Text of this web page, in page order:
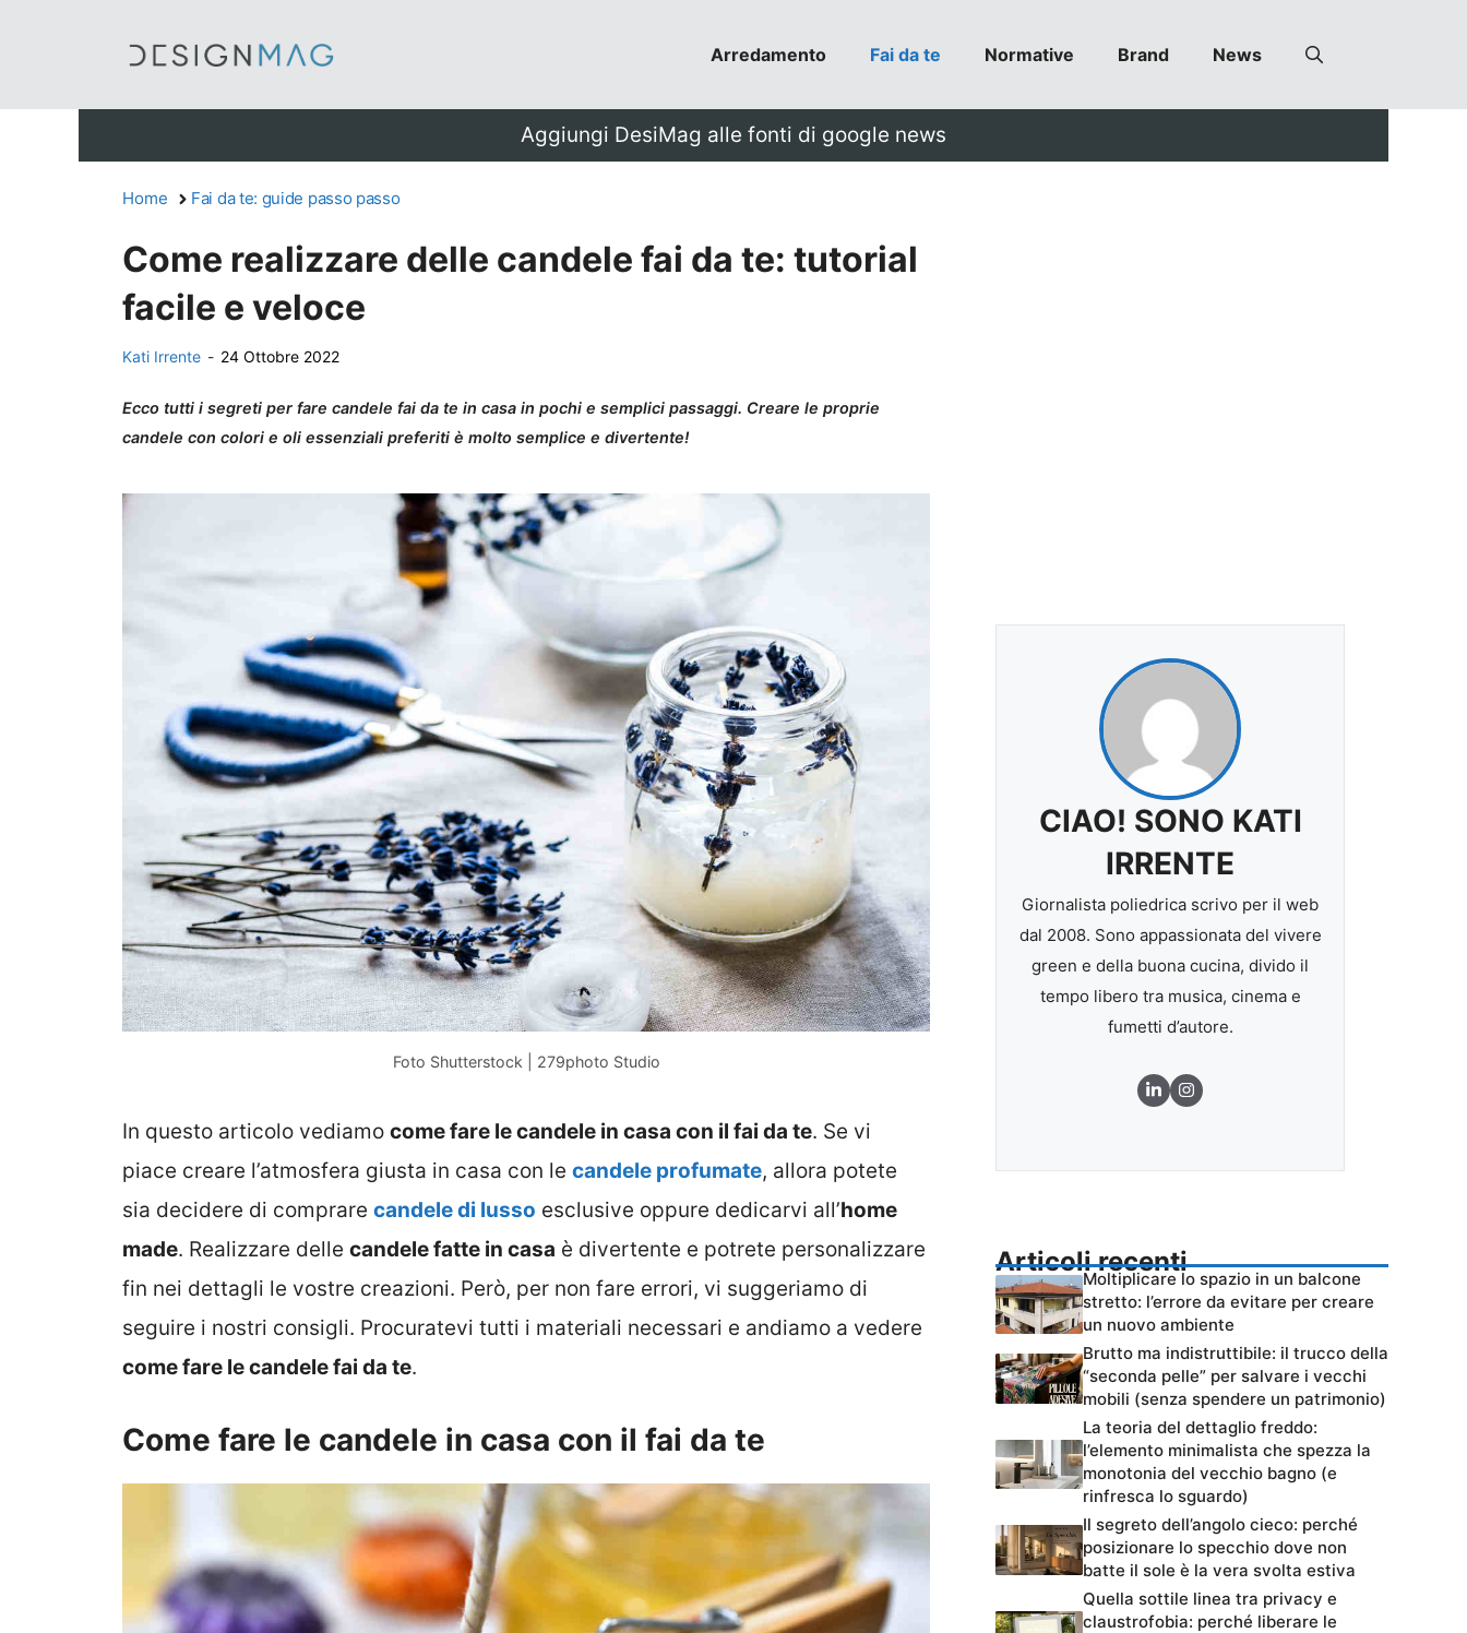
Arredamento Fai da te Normative Brand News
Aggiungi DesiMag alle fonti di google news
Home Fai da te: guide passo passo
Come realizzare delle candele fai da te: tutorial
facile e veloce
Kati Irrente - 24 Ottobre 2022
Ecco tutti i segreti per fare candele fai da te in casa in pochi e semplici passaggi. Creare le proprie
candele con colori e oli essenziali preferiti è molto semplice e divertente!
Foto Shutterstock | 279photo Studio
In questo articolo vediamo come fare le candele in casa con il fai da te. Se vi
piace creare l’atmosfera giusta in casa con le candele profumate, allora potete
sia decidere di comprare candele di lusso esclusive oppure dedicarvi all’home
made. Realizzare delle candele fatte in casa è divertente e potrete personalizzare
fin nei dettagli le vostre creazioni. Però, per non fare errori, vi suggeriamo di
seguire i nostri consigli. Procuratevi tutti i materiali necessari e andiamo a vedere
come fare le candele fai da te.
Come fare le candele in casa con il fai da te
CIAO! SONO KATI
IRRENTE
Giornalista poliedrica scrivo per il web
dal 2008. Sono appassionata del vivere
green e della buona cucina, divido il
tempo libero tra musica, cinema e
fumetti d’autore.
Articoli recenti
Moltiplicare lo spazio in un balcone
stretto: l’errore da evitare per creare
un nuovo ambiente
Brutto ma indistruttibile: il trucco della
“seconda pelle” per salvare i vecchi
mobili (senza spendere un patrimonio)
La teoria del dettaglio freddo:
l’elemento minimalista che spezza la
monotonia del vecchio bagno (e
rinfresca lo sguardo)
Il segreto dell’angolo cieco: perché
posizionare lo specchio dove non
batte il sole è la vera svolta estiva
Quella sottile linea tra privacy e
claustrofobia: perché liberare le